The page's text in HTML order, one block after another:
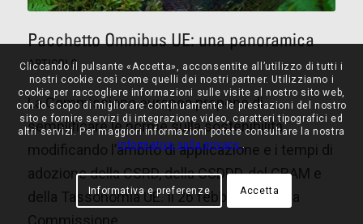
Pacchetto Omnibus UE: una panoramica
ARTICOLO
La Commissione europea propone di
semplificare le norme sulla sostenibilità
modificando l’ambito di applicazione e i tempi di
adozione della CSRD, della CSDDD, del CBAM e
della Tassonomia UE. Il 26 febbraio 2025 la
Commissione…
Cliccando il pulsante «Accetta», acconsentite all’utilizzo di tutti i
nostri cookie così come quelli dei nostri partner. Utilizziamo i
cookie per raccogliere informazioni sulle visite al nostro sito web,
con lo scopo di migliorare continuamente le prestazioni del nostro
sito e fornire servizi di integrazione video, caratteri tipografici ed
altri servizi. Per maggiori informazioni potete consultare la nostra
informativa sulla privacy .
Informativa e preferenze Accetta